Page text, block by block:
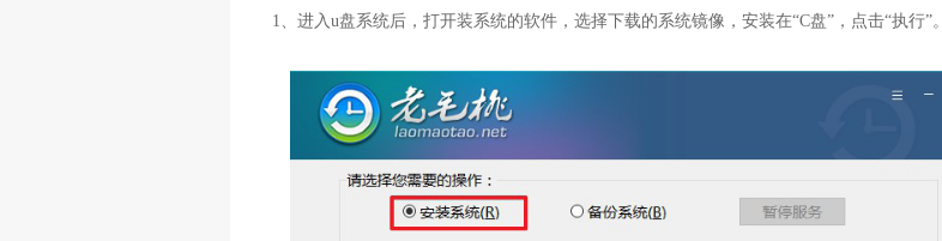
1、进入u盘系统后，打开装系统的软件，选择下载的系统镜像，安装在“C盘”，点击“执行”。